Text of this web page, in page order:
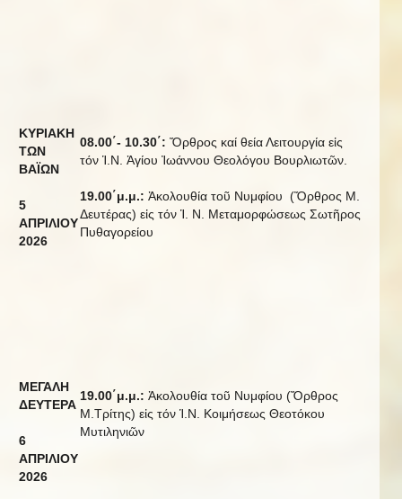
ΚΥΡΙΑΚΗ
ΤΩΝ
ΒΑΪΩΝ
5
ΑΠΡΙΛΙΟΥ
2026
08.00΄- 10.30΄: Ὄρθρος καί θεία Λειτουργία εἰς
τόν Ἱ.Ν. Ἁγίου Ἰωάννου Θεολόγου Βουρλιωτῶν.
19.00΄μ.μ.: Ἀκολουθία τοῦ Νυμφίου (Ὄρθρος Μ.
Δευτέρας) εἰς τόν Ἱ. Ν. Μεταμορφώσεως Σωτῆρος
Πυθαγορείου
ΜΕΓΑΛΗ
ΔΕΥΤΕΡΑ
6
ΑΠΡΙΛΙΟΥ
2026
19.00΄μ.μ.: Ἀκολουθία τοῦ Νυμφίου (Ὄρθρος
Μ.Τρίτης) εἰς τόν Ἱ.Ν. Κοιμήσεως Θεοτόκου
Μυτιληνιῶν